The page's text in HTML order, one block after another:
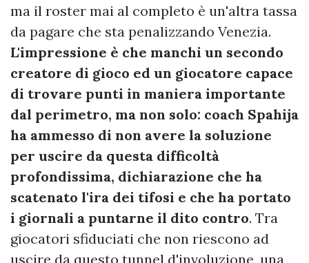
ma il roster mai al completo è un'altra tassa
da pagare che sta penalizzando Venezia.
L'impressione è che manchi un secondo
creatore di gioco ed un giocatore capace
di trovare punti in maniera importante
dal perimetro, ma non solo: coach Spahija
ha ammesso di non avere la soluzione
per uscire da questa difficoltà
profondissima, dichiarazione che ha
scatenato l'ira dei tifosi e che ha portato
i giornali a puntarne il dito contro. Tra
giocatori sfiduciati che non riescono ad
uscire da questo tunnel d'involuzione, una